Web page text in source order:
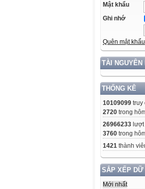
Mật khẩu
Ghi nhớ
Quên mật khẩu
TÀI NGUYÊN
THỐNG KÊ
10109099
2720 trong
26966233
3760 trong
1421 thành
SẮP XẾP DỮ
Mới nhất